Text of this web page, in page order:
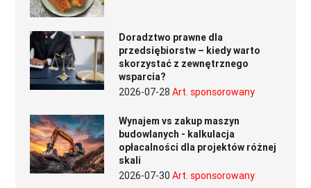
Doradztwo prawne dla
przedsiębiorstw – kiedy warto
skorzystać z zewnętrznego
wsparcia?
2026-07-28 Art. sponsorowany
Wynajem vs zakup maszyn
budowlanych - kalkulacja
opłacalności dla projektów różnej
skali
2026-07-30 Art. sponsorowany